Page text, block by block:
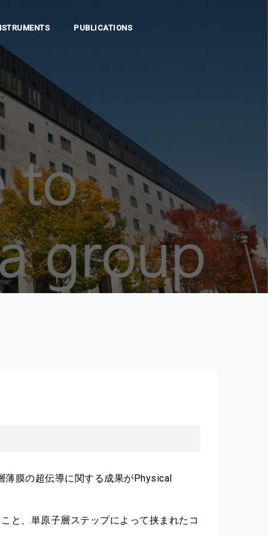
PUBLICATIONS
薄膜の超伝導に関する成果がPhysical
と、単原子層ステップによって挟まれたコ